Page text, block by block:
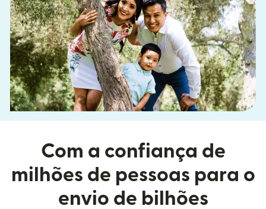
Com a confiança de
milhões de pessoas para o
envio de bilhões